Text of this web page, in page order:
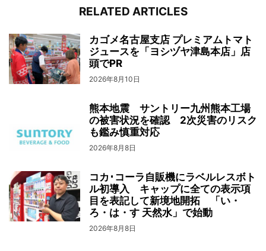
RELATED ARTICLES
カゴメ名古屋支店 プレミアムトマト
ジュースを「ヨシヅヤ津島本店」店
頭でPR
2026年8月10日
熊本地震 サントリー九州熊本工場
の被害状況を確認 2次災害のリスク
も鑑み慎重対応
2026年8月8日
コカ･コーラ自販機にラベルレスボト
ル初導入 キャップに全ての表示項
目を表記して新境地開拓 「い・
ろ・は・す 天然水」で始動
2026年8月8日